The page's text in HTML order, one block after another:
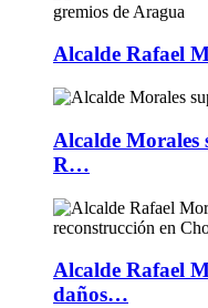
Alcalde Rafael
Alcalde Morales
R…
Alcalde Rafael
daños…